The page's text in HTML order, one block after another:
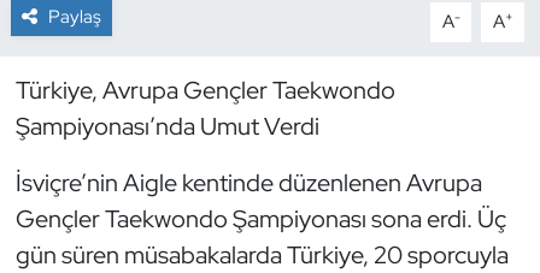
Paylaş A- A+
Türkiye, Avrupa Gençler Taekwondo
Şampiyonası’nda Umut Verdi
İsviçre’nin Aigle kentinde düzenlenen Avrupa
Gençler Taekwondo Şampiyonası sona erdi. Üç
gün süren müsabakalarda Türkiye, 20 sporcuyla
Dövüş Sanatı
E-Spor
Eskrim